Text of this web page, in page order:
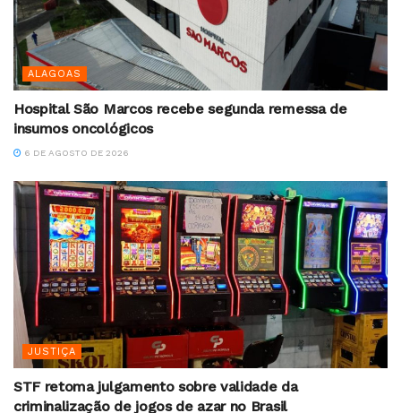
ALAGOAS
Hospital São Marcos recebe segunda remessa de
insumos oncológicos
6 DE AGOSTO DE 2026
JUSTIÇA
STF retoma julgamento sobre validade da
criminalização de jogos de azar no Brasil